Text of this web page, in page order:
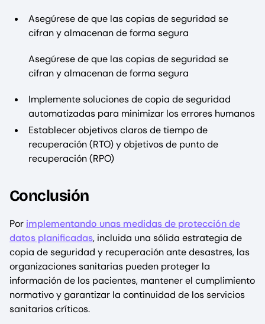
Asegúrese de que las copias de seguridad se
cifran y almacenan de forma segura
Asegúrese de que las copias de seguridad se
cifran y almacenan de forma segura
Implemente soluciones de copia de seguridad
automatizadas para minimizar los errores humanos
Establecer objetivos claros de tiempo de
recuperación (RTO) y objetivos de punto de
recuperación (RPO)
Conclusión
Por implementando unas medidas de protección de
datos planificadas, incluida una sólida estrategia de
copia de seguridad y recuperación ante desastres, las
organizaciones sanitarias pueden proteger la
información de los pacientes, mantener el cumplimiento
normativo y garantizar la continuidad de los servicios
sanitarios críticos.